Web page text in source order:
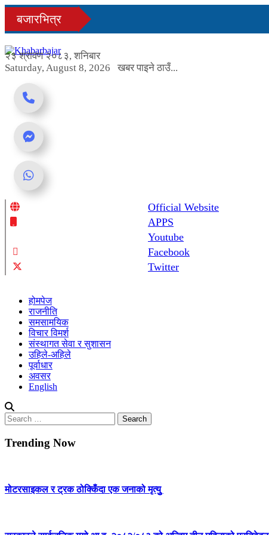
Skip
content
बजारभित्र
२३ श्रावण २०८३, शनिबार
Saturday, August 8, 2026
खबर पाइने ठाउँ...
Online News Portal
Official Website
APPS
Youtube
Facebook
Twitter
होमपेज
राजनीति
समसामयिक
विचार विमर्श
संस्थागत सेवा र सुशासन
उहिले-अहिले
पूर्वाधार
अवसर
English
Search
for:
Trending Now
मोटरसाइकल र ट्रक ठोक्किँदा एक जनाको मृत्युु